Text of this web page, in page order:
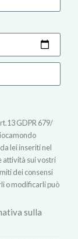
GDPR 679/
lei inseriti nel
attività sui vostri
dei consensi
o modificarli può
sulla